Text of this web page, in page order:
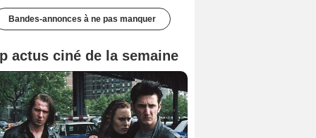
Bandes-annonces à ne pas manquer
actus ciné de la semaine